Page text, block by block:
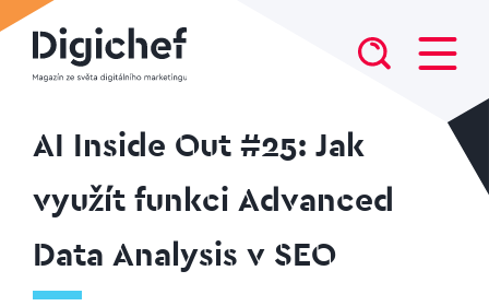
AI Inside Out #25: Jak
využít funkci Advanced
Data Analysis v SEO